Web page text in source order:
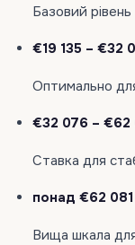
Базовий
€19 135 – €32
Оптимально
€32 076 –
Ставка для
понад €62
Вища шкала для